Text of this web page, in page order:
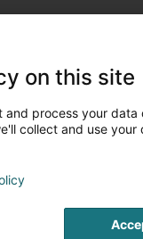
(Dippech)
Wohlbefinden, der
und
on this site
and process your
collect and use your